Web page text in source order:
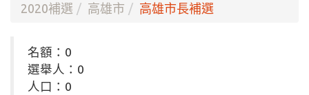
2020補選 高雄市 高雄市長補選
名額：0
選舉人：0
人口：0